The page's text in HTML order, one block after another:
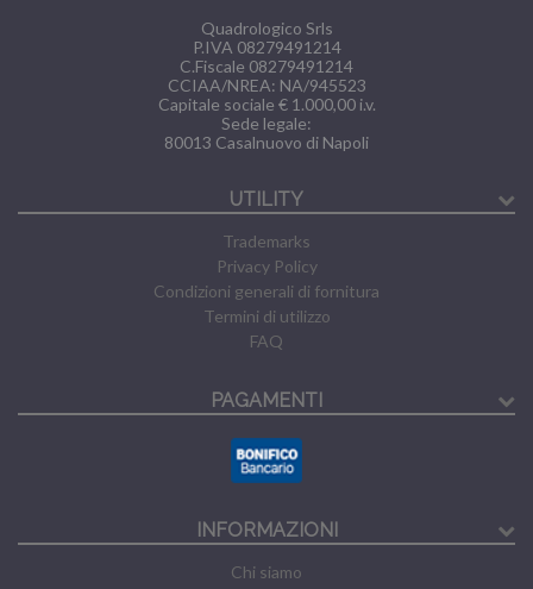
Quadrologico Srls
P.IVA 08279491214
C.Fiscale 08279491214
CCIAA/NREA: NA/945523
Capitale sociale € 1.000,00 i.v.
Sede legale:
80013 Casalnuovo di Napoli
UTILITY
Trademarks
Privacy Policy
Condizioni generali di fornitura
Termini di utilizzo
FAQ
PAGAMENTI
INFORMAZIONI
Chi siamo